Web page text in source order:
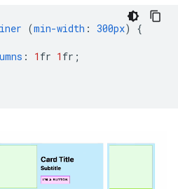
(min-width : 300px)
{
: 1 fr 1 fr ;